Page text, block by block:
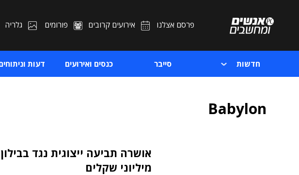
פרסם אצלנו אירועים קרובים פורומים גלריה
חדשות סייבר כנסים ואירועים דעות
Babylon
אושרה תביעה ייצוגית נגד
מיליוני שקלים